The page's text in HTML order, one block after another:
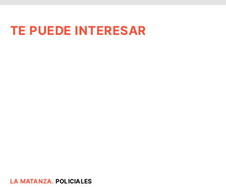
TE PUEDE INTERESAR
LA MATANZA. POLICIALES